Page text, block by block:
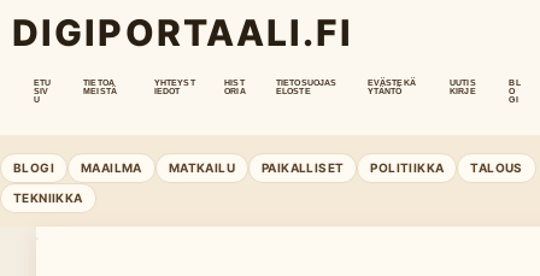
DIGIPORTAALI.FI
ETU
SIV
U
TIETOA
MEISTÄ
YHTEYST
IEDOT
HIST
ORIA
TIETOSUOJAS
ELOSTE
EVÄSTEKÄ
YTÄNTÖ
UUTIS
KIRJE
BL
O
GI
BLOGI MAAILMA MATKAILU PAIKALLISET POLITIIKKA TALOUS
TEKNIIKKA